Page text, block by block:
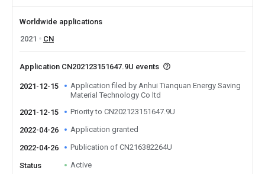
Worldwide applications
2021
CN
Application CN202123151647.9U events
2021-12-15
Application filed by Anhui Tianquan Energy Saving
Material Technology Co ltd
2021-12-15
Priority to CN202123151647.9U
2022-04-26 Application granted
2022-04-26 Publication of CN216382264U
Status Active